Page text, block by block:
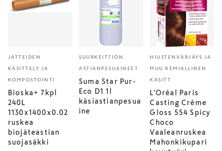
JÄTTEIDEN
KÄSITTELY JA
KOMPOSTOINTI
Bioska+ 7kpl
240L
1130x1400x0.02
ruskea
biojäteastian
suojasäkki
SUURKEITTIÖN
ASTIANPESUAINEET
Suma Star Pur-
Eco D1 1l
käsiastianpesua
ine
HIUSTENVÄRJÄYS JA
MUU KEMIALLINEN
KÄSITT
L'Oréal Paris
Casting Crème
Gloss 554 Spicy
Choco
Vaaleanruskea
Mahonkikupari